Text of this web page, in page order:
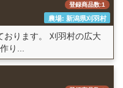
登録商品数:1
農場: 新潟県刈羽村
おります。 刈羽村の広大
り...